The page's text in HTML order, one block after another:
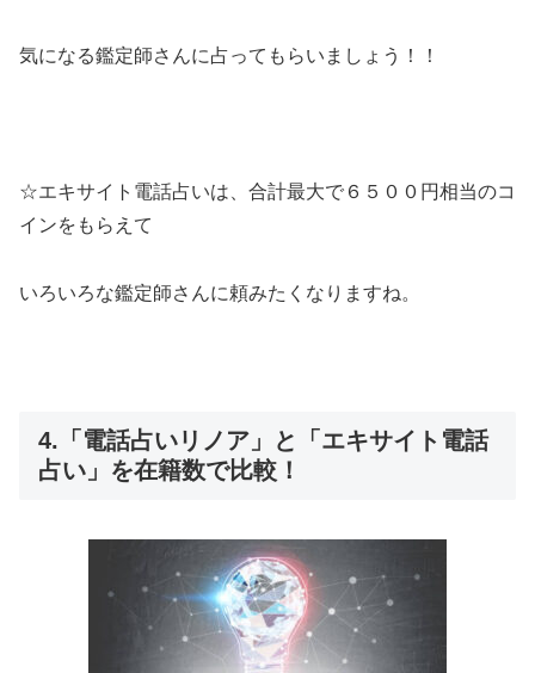
気になる鑑定師さんに占ってもらいましょう！！
☆エキサイト電話占いは、合計最大で６５００円相当のコ
インをもらえて
いろいろな鑑定師さんに頼みたくなりますね。
4.「電話占いリノア」と「エキサイト電話
占い」を在籍数で比較！